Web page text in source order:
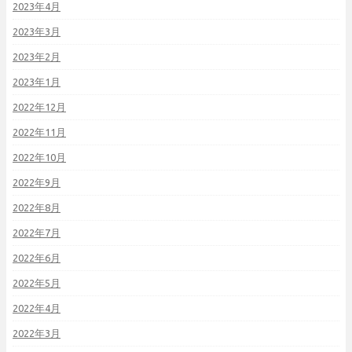
2023年4月
2023年3月
2023年2月
2023年1月
2022年12月
2022年11月
2022年10月
2022年9月
2022年8月
2022年7月
2022年6月
2022年5月
2022年4月
2022年3月